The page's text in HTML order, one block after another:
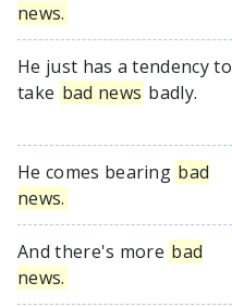
news.
He just has a tendency to
take bad news badly.
He comes bearing bad
news.
And there's more bad
news.